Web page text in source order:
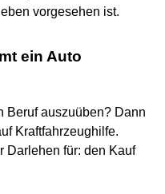
vorgesehen ist.
ein Auto
Beruf auszuüben? Dann
Kraftfahrzeughilfe.
Darlehen für: den Kauf